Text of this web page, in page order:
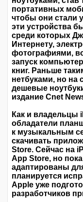
портативных
чтобы они стали
эти устройства
среди которых
Интернету,
фотографиями,
запуск
книг. Раньше
нетбуками, но на
дешевые
издание Cnet
Как и владельцы
обладатели
к музыкальным
скачивать
Store. Сейчас на
App Store, но
адаптированы
планируется
Apple уже
разработчиков